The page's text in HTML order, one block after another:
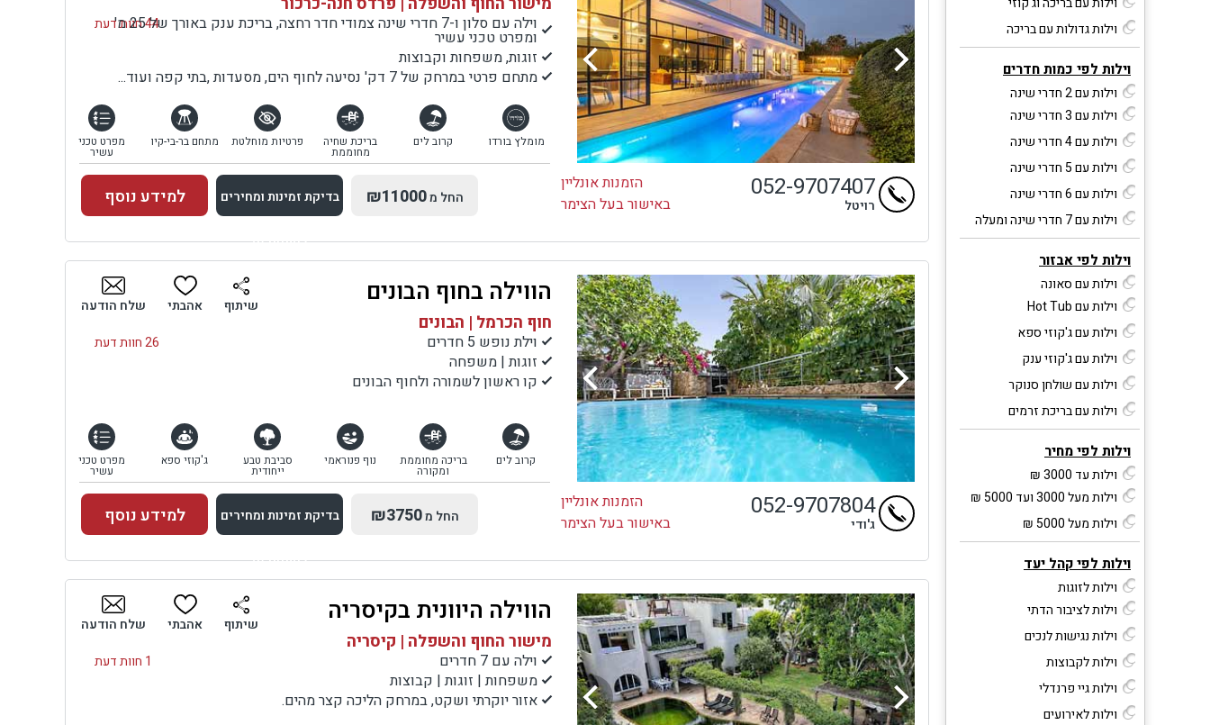
וילות גדולות עם בריכה
וילות לפי כמות חדרים
וילות עם 2 חדרי שינה
וילות עם 3 חדרי שינה
וילות עם 4 חדרי שינה
וילות עם 5 חדרי שינה
וילות עם 6 חדרי שינה
וילות עם 7 חדרי שינה ומעלה
וילות לפי אבזור
וילות עם סאונה
וילות עם Hot Tub
וילות עם ג'קוזי ספא
וילות עם ג'קוזי ענק
וילות עם שולחן סנוקר
וילות עם בריכת זרמים
וילות לפי מחיר
וילות עד 3000 ₪
וילות מעל 3000 ועד 5000 ₪
וילות מעל 5000 ₪
וילות לפי קהל יעד
וילות לזוגות
וילות לציבור הדתי
וילות נגישות לנכים
וילות לקבוצות
וילות גיי פרנדלי
וילות לאירועים
44 חוות דעת וילה עם סלון ו-7 חדרי שינה צמודי חדר רחצה, בריכת ענק באורך של 25 מ'
ומפרט טכני עשיר
זוגות, משפחות וקבוצות
מתחם פרטי במרחק של 7 דק' נסיעה לחוף הים, מסעדות ,בתי קפה ועוד...
מומלץ בורדו קרוב לים בריכת שחיה
מחוממת
פרטיות מוחלטת מתחם בר-בי-קיו מפרט טכני
עשיר
הזמנות אונליין
באישור בעל הצימר
052-9707407
רויטל החל מ₪11000 בדיקת זמינות ומחירים
למתחם זה
בדיקת זמינות ומחירים
למידע נוסף
הווילה בחוף הבונים
חוף הכרמל | הבונים
26 חוות דעת
וילת נופש 5 חדרים
זוגות | משפחה
קו ראשון לשמורה ולחוף הבונים
שיתוף אהבתי שלח הודעה
קרוב לים בריכה מחוממת
ומקורה
נוף פנוראמי סביבת טבע
ייחודית
ג'קוזי ספא מפרט טכני
עשיר
הזמנות אונליין
באישור בעל הצימר
052-9707804
ג'ודי החל מ₪3750 בדיקת זמינות ומחירים
למתחם זה
בדיקת זמינות ומחירים
למידע נוסף
הווילה היוונית בקיסריה
מישור החוף והשפלה | קיסריה
1 חוות דעת
וילה עם 7 חדרים
משפחות | זוגות | קבוצות
אזור יוקרתי ושקט, במרחק הליכה קצר מהים.
שיתוף אהבתי שלח הודעה